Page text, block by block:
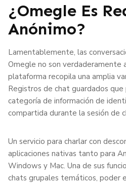
¿Omegle Es
Anónimo?
Lamentablemente, las
Omegle no son verdaderamente
plataforma recopila una amplia
Registros de chat guardados
categoría de información de
compartida durante la sesión de
Un servicio para charlar con
aplicaciones nativas tanto para
Windows y Mac. Una de sus
chats grupales temáticos, poder